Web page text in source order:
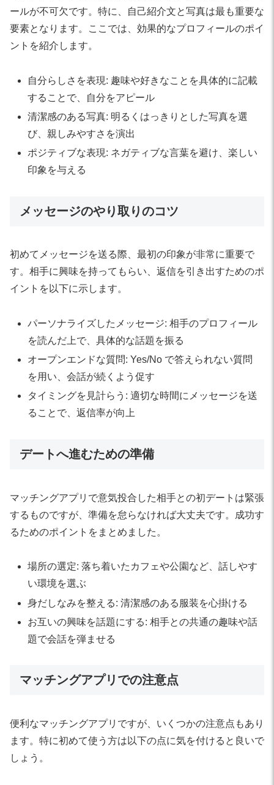
ールが不可欠です。特に、自己紹介文と写真は最も重要な
要素となります。ここでは、効果的なプロフィールのポイ
ントを紹介します。
自分らしさを表現: 趣味や好きなことを具体的に記載
することで、自分をアピール
清潔感のある写真: 明るくはっきりとした写真を選
び、親しみやすさを演出
ポジティブな表現: ネガティブな言葉を避け、楽しい
印象を与える
メッセージのやり取りのコツ
初めてメッセージを送る際、最初の印象が非常に重要で
す。相手に興味を持ってもらい、返信を引き出すためのポ
イントを以下に示します。
パーソナライズしたメッセージ: 相手のプロフィール
を読んだ上で、具体的な話題を振る
オープンエンドな質問: Yes/No で答えられない質問
を用い、会話が続くよう促す
タイミングを見計らう: 適切な時間にメッセージを送
ることで、返信率が向上
デートへ進むための準備
マッチングアプリで意気投合した相手との初デートは緊張
するものですが、準備を怠らなければ大丈夫です。成功す
るためのポイントをまとめました。
場所の選定: 落ち着いたカフェや公園など、話しやす
い環境を選ぶ
身だしなみを整える: 清潔感のある服装を心掛ける
お互いの興味を話題にする: 相手との共通の趣味や話
題で会話を弾ませる
マッチングアプリでの注意点
便利なマッチングアプリですが、いくつかの注意点もあり
ます。特に初めて使う方は以下の点に気を付けると良いで
しょう。